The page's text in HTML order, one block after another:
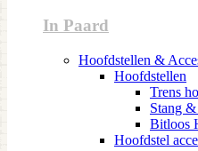
In Paard
Hoofdstellen &
Hoofdstellen
Trens
Stang
Bitloos
Hoofdstel